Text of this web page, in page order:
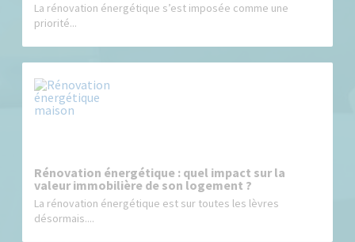
La rénovation énergétique s’est imposée comme une
priorité...
Rénovation énergétique : quel impact sur la
valeur immobilière de son logement ?
La rénovation énergétique est sur toutes les lèvres
désormais....